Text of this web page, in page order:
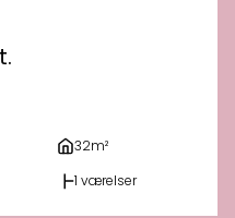
32m²
1 værelser